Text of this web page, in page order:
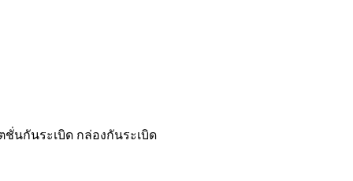
ชั่นกันระเบิด กล่องกันระเบิด